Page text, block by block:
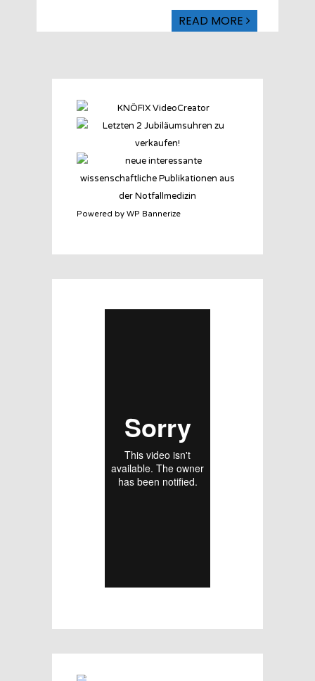
READ MORE
Powered by WP Bannerize